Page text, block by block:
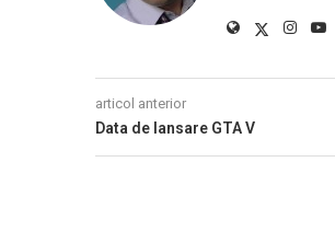
articol anterior
Data de lansare GTA V